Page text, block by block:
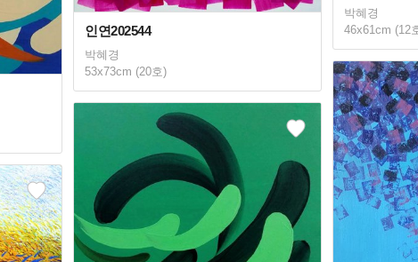
박혜경
46x61cm (12
인연202544
박혜경
53x73cm (20호)